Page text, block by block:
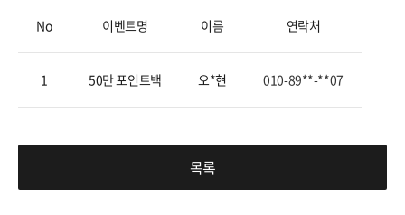
No 이벤트명 이름 연락처
1 50만 포인트백 오*현 010-89**-**07
목록